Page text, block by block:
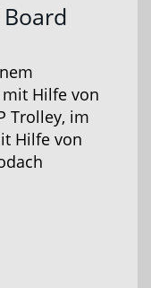
mit Hilfe von
Trolley, im
Hilfe von